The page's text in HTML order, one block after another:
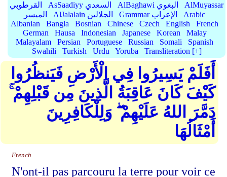
القرطوبي
AsSaadiyy السعدي AlBaghawi البغوي
AlMuyassar
الميسر
AlJalalain الجلالين Grammar الإعراب
Arabic
Albanian
Bangla Bosnian Chinese Czech English
French
German
Hausa Indonesian Japanese Korean
Malay
Malayalam
Persian Portuguese Russian Somali
Spanish
Swahili
Turkish Urdu Yoruba Transliteration [+]
أَفَلَمْ يَسِيرُوا فِي الْأَرْضِ فَيَنظُرُوا
كَيْفَ كَانَ عَاقِبَةُ الَّذِينَ مِن قَبْلِهِمْ ۚ
دَمَّرَ اللهُ عَلَيْهِمْ ۖ وَلِلْكَافِرِينَ
أَمْثَالُهَا
French
N'ont-il pas parcouru la terre pour voir ce